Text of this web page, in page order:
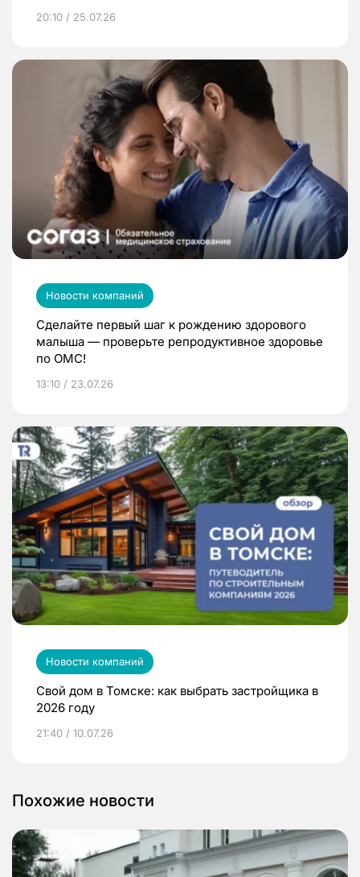
20:10 / 25.07.26
Новости компаний
Сделайте первый шаг к рождению здорового
малыша — проверьте репродуктивное здоровье
по ОМС!
13:10 / 23.07.26
Новости компаний
Свой дом в Томске: как выбрать застройщика в
2026 году
21:40 / 10.07.26
Похожие новости